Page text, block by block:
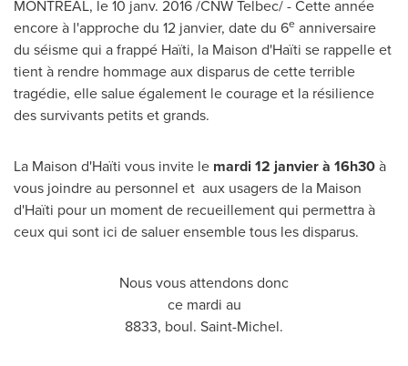
MONTRÉAL, le 10 janv. 2016 /CNW Telbec/ - Cette année
encore à l'approche du 12 janvier, date du 6e anniversaire
du séisme qui a frappé Haïti, la Maison d'Haïti se rappelle et
tient à rendre hommage aux disparus de cette terrible
tragédie, elle salue également le courage et la résilience
des survivants petits et grands.
La Maison d'Haïti vous invite le mardi 12 janvier à 16h30à
vous joindre au personnel et aux usagers de la Maison
d'Haïti pour un moment de recueillement qui permettra à
ceux qui sont ici de saluer ensemble tous les disparus.
Nous vous attendons donc
ce mardi au
8833, boul. Saint-Michel.